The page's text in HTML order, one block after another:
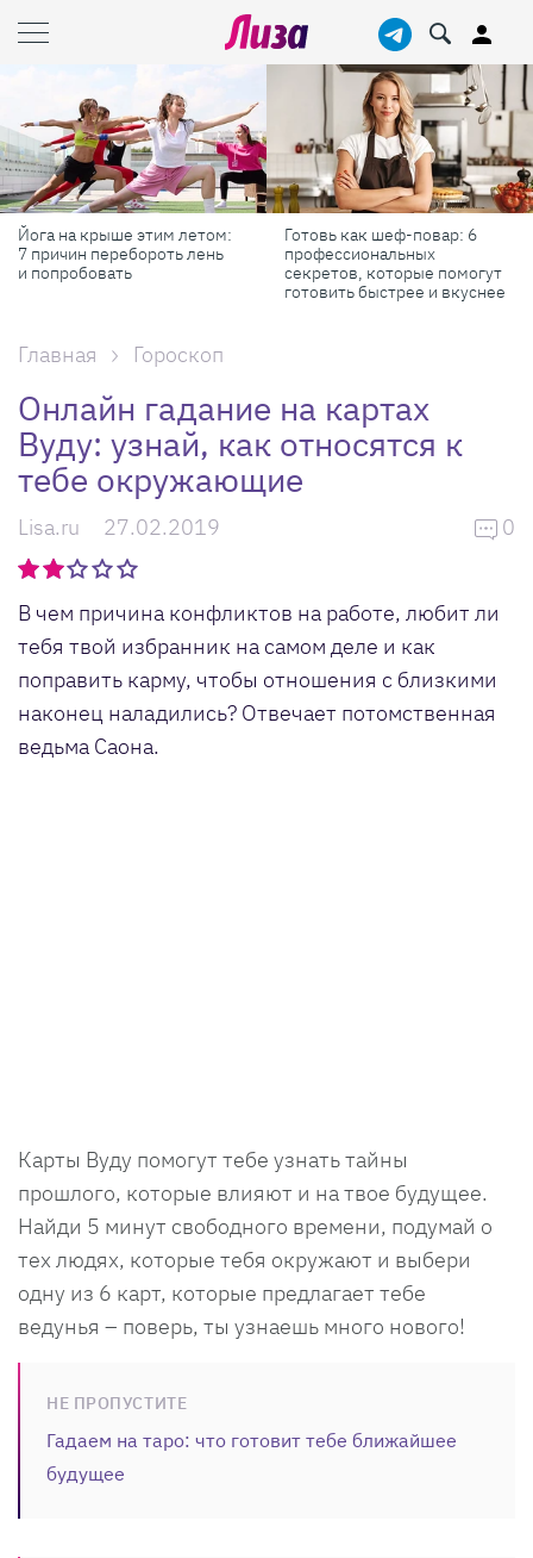
Йога на крыше этим летом:
7 причин перебороть лень
и попробовать
Готовь как шеф-повар: 6
профессиональных
секретов, которые помогут
готовить быстрее и вкуснее
Главная Гороскоп
Онлайн гадание на картах
Вуду: узнай, как относятся к
тебе окружающие
Lisa.ru 27.02.2019 0
В чем причина конфликтов на работе, любит ли
тебя твой избранник на самом деле и как
поправить карму, чтобы отношения с близкими
наконец наладились? Отвечает потомственная
ведьма Саона.
Карты Вуду помогут тебе узнать тайны
прошлого, которые влияют и на твое будущее.
Найди 5 минут свободного времени, подумай о
тех людях, которые тебя окружают и выбери
одну из 6 карт, которые предлагает тебе
ведунья – поверь, ты узнаешь много нового!
НЕ ПРОПУСТИТЕ
Гадаем на таро: что готовит тебе ближайшее
будущее